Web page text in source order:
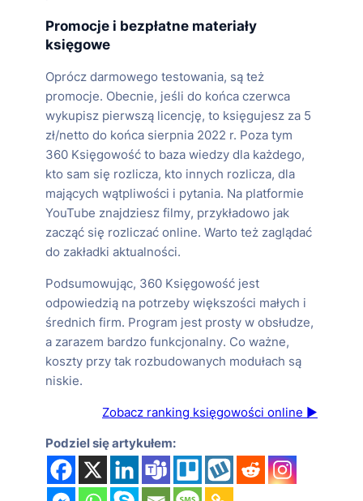
Promocje i bezpłatne materiały
księgowe
Oprócz darmowego testowania, są też
promocje. Obecnie, jeśli do końca czerwca
wykupisz pierwszą licencję, to księgujesz za 5
zł/netto do końca sierpnia 2022 r. Poza tym
360 Księgowość to baza wiedzy dla każdego,
kto sam się rozlicza, kto innych rozlicza, dla
mających wątpliwości i pytania. Na platformie
YouTube znajdziesz filmy, przykładowo jak
zacząć się rozliczać online. Warto też zaglądać
do zakładki aktualności.
Podsumowując, 360 Księgowość jest
odpowiedzią na potrzeby większości małych i
średnich firm. Program jest prosty w obsłudze,
a zarazem bardzo funkcjonalny. Co ważne,
koszty przy tak rozbudowanych modułach są
niskie.
Zobacz ranking księgowości online ▶
Podziel się artykułem: